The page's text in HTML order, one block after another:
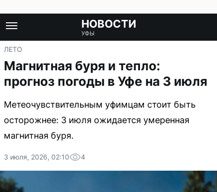
НОВОСТИ
УФЫ
ЛЕТО
Магнитная буря и тепло:
прогноз погоды в Уфе на 3 июля
Метеочувствительным уфимцам стоит быть
осторожнее: 3 июля ожидается умеренная
магнитная буря.
3 июля, 2026, 02:10 4